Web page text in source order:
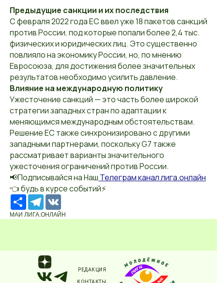
Предыдущие санкции и их последствия
С февраля 2022 года ЕС ввел уже 18 пакетов санкций
против России, под которые попали более 2,4 тыс.
физических и юридических лиц. Это существенно
повлияло на экономику России, но, по мнению
Евросоюза, для достижения более значительных
результатов необходимо усилить давление.
Влияние на международную политику
Ужесточение санкций — это часть более широкой
стратегии западных стран по адаптации к
меняющимся международным обстоятельствам.
Решение ЕС также синхронизировано с другими
западными партнерами, поскольку G7 также
рассматривает варианты значительного
ужесточения ограничений против России.
📢Подписывайся на Наш Телеграм канал лига.онлайн
👈 будь в курсе событий⚡️
РесурсTelegram
МАИ ЛИГА.ОНЛАЙН
КОНТАКТЫ
РЕДАКЦИЯ